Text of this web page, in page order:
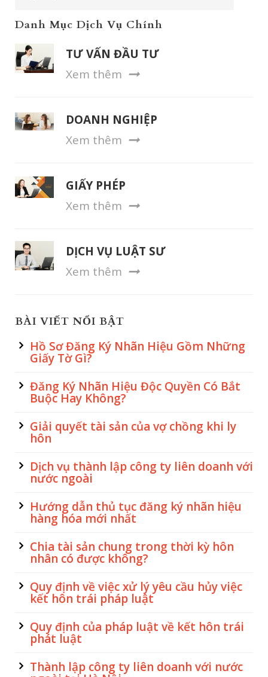
Danh Mục Dịch Vụ Chính
TƯ VẤN ĐẦU TƯ
Xem thêm
DOANH NGHIỆP
Xem thêm
GIẤY PHÉP
Xem thêm
DỊCH VỤ LUẬT SƯ
Xem thêm
BÀI VIẾT NỔI BẬT
Hồ Sơ Đăng Ký Nhãn Hiệu Gồm Những
Giấy Tờ Gì?
Đăng Ký Nhãn Hiệu Độc Quyền Có Bắt
Buộc Hay Không?
Giải quyết tài sản của vợ chồng khi ly
hôn
Dịch vụ thành lập công ty liên doanh với
nước ngoài
Hướng dẫn thủ tục đăng ký nhãn hiệu
hàng hóa mới nhất
Chia tài sản chung trong thời kỳ hôn
nhân có được không?
Quy định về việc xử lý yêu cầu hủy việc
kết hôn trái pháp luật
Quy định của pháp luật về kết hôn trái
phát luật
Thành lập công ty liên doanh với nước